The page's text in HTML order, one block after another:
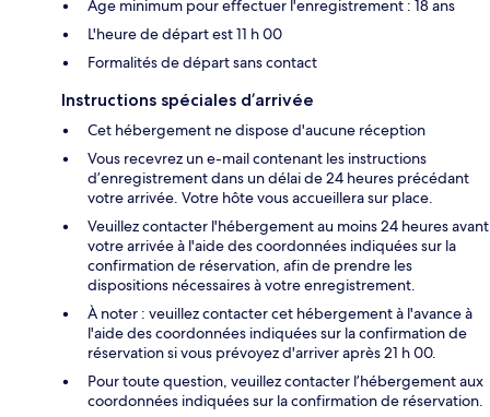
Âge minimum pour effectuer l'enregistrement : 18 ans
L'heure de départ est 11 h 00
Formalités de départ sans contact
Instructions spéciales d’arrivée
Cet hébergement ne dispose d'aucune réception
Vous recevrez un e-mail contenant les instructions
d’enregistrement dans un délai de 24 heures précédant
votre arrivée. Votre hôte vous accueillera sur place.
Veuillez contacter l'hébergement au moins 24 heures avant
votre arrivée à l'aide des coordonnées indiquées sur la
confirmation de réservation, afin de prendre les
dispositions nécessaires à votre enregistrement.
À noter : veuillez contacter cet hébergement à l'avance à
l'aide des coordonnées indiquées sur la confirmation de
réservation si vous prévoyez d'arriver après 21 h 00.
Pour toute question, veuillez contacter l’hébergement aux
coordonnées indiquées sur la confirmation de réservation.